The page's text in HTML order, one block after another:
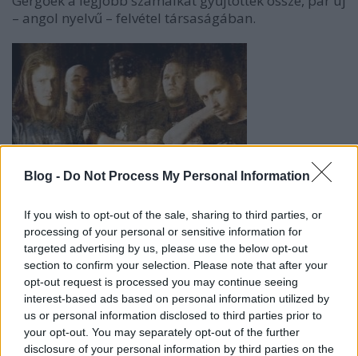
Blog - Do Not Process My Personal Information
If you wish to opt-out of the sale, sharing to third parties, or
processing of your personal or sensitive information for
targeted advertising by us, please use the below opt-out
section to confirm your selection. Please note that after your
opt-out request is processed you may continue seeing
interest-based ads based on personal information utilized by
us or personal information disclosed to third parties prior to
your opt-out. You may separately opt-out of the further
disclosure of your personal information by third parties on the
– angol nyelvű – felvétel társaságában.
Az est másik
székesfehérvári Cadaveres De Tortugas
utódzenekara nemrégibenMindStreamcímmel
jelentetett meg új albumot, és a dalokat most élőben
is bemutatja a hajó közönségének. Szintén fellép
még ahardcoreésthrash határán mozgóJust Four
valamint adeath metalban utazó Cojones–
ráadásul a napokban kiderült, hogy a
beharangozott meglepetészenekar azIdorulesz!